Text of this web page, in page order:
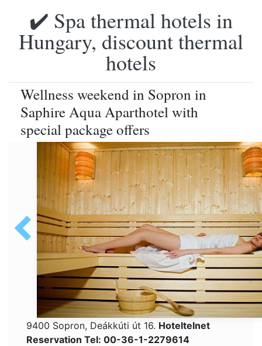
✔️ Spa thermal hotels in
Hungary, discount thermal
hotels
Wellness weekend in Sopron in
Saphire Aqua Aparthotel with
special package offers
9400 Sopron, Deákkúti út 16. Hoteltelnet
Reservation Tel: 00-36-1-2279614